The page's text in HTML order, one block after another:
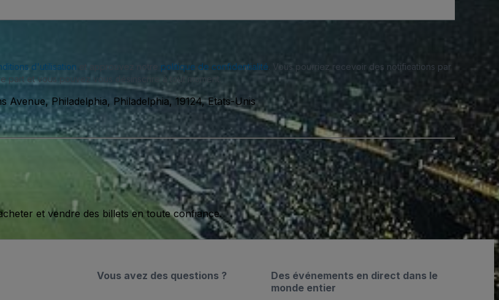
d'utilisation politique de confidentialité . Vous pourriez recevoir des notifications par
part et vous pouvez vous désinscrire à tout moment.
Avenue, Philadelphia, Philadelphia, 19124, Etats-Unis
et vendre des billets en toute confiance.
Des événements en direct dans le
monde entier
Vous avez des questions ?